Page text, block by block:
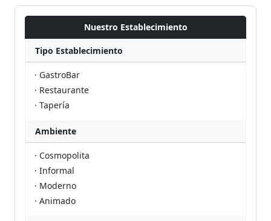
Nuestro Establecimiento
Tipo Establecimiento
· GastroBar
· Restaurante
· Tapería
Ambiente
· Cosmopolita
· Informal
· Moderno
· Animado